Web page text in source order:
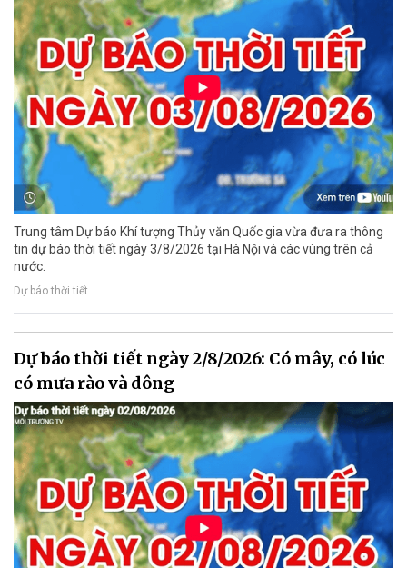
Trung tâm Dự báo Khí tượng Thủy văn Quốc gia vừa đưa ra thông
tin dự báo thời tiết ngày 3/8/2026 tại Hà Nội và các vùng trên cả
nước.
Dự báo thời tiết
Dự báo thời tiết ngày 2/8/2026: Có mây, có lúc
có mưa rào và dông